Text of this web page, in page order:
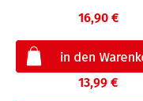
16,90 €
13,99 €